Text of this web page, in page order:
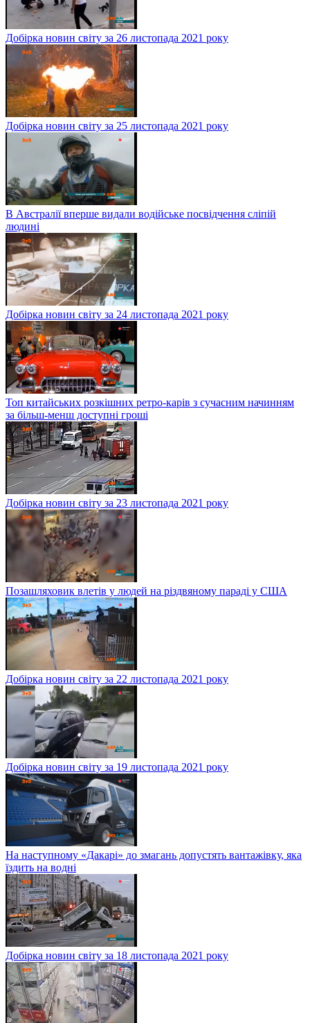
Добірка новин світу за 26 листопада 2021 року
Добірка новин світу за 25 листопада 2021 року
В Австралії вперше видали водійське посвідчення сліпій
людині
Добірка новин світу за 24 листопада 2021 року
Топ китайських розкішних ретро-карів з сучасним начинням
за більш-менш доступні гроші
Добірка новин світу за 23 листопада 2021 року
Позашляховик влетів у людей на різдвяному параді у США
Добірка новин світу за 22 листопада 2021 року
Добірка новин світу за 19 листопада 2021 року
На наступному «Дакарі» до змагань допустять вантажівку, яка
їздить на водні
Добірка новин світу за 18 листопада 2021 року